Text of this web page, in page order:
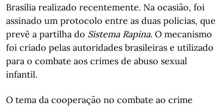
Brasília realizado recentemente. Na ocasião, foi
assinado um protocolo entre as duas polícias, que
prevê a partilha do Sistema Rapina. O mecanismo
foi criado pelas autoridades brasileiras e utilizado
para o combate aos crimes de abuso sexual
infantil.
O tema da cooperação no combate ao crime